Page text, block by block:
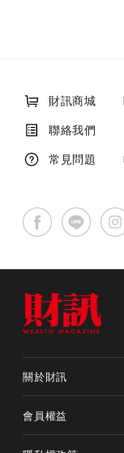
財訊商城
聯絡我們
常見問題
關於財訊
會員權益